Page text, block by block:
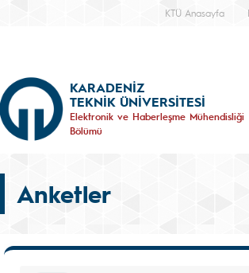
KTÜ Anasayfa
KARADENİZ
TEKNİK ÜNİVERSİTESİ
Elektronik ve Haberleşme Mühendisliği
Bölümü
Anketler